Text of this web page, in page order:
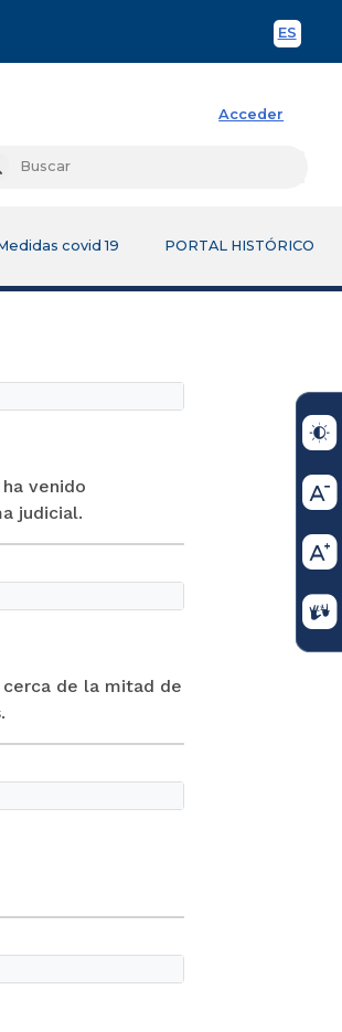
ES
Acceder
Buscar
covid 19 PORTAL HISTÓRICO
venido
judicial.
de la mitad de